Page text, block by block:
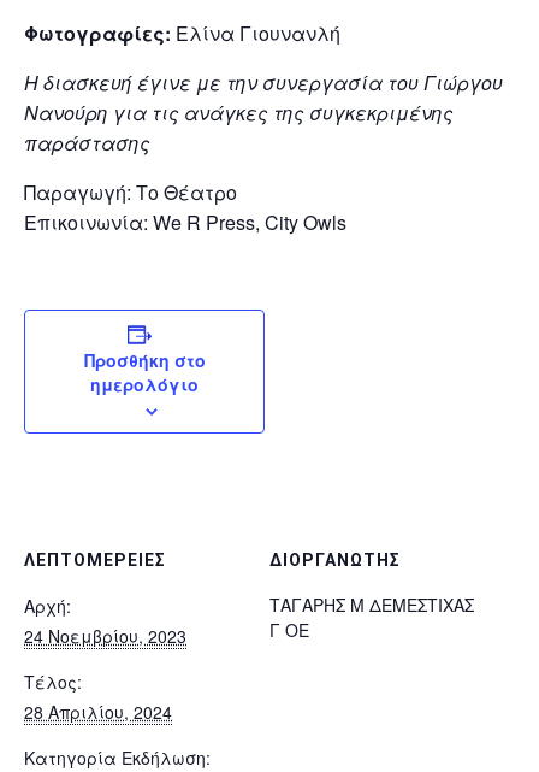
Φωτογραφίες: Ελίνα Γιουνανλή
Η διασκευή έγινε με την συνεργασία του Γιώργου
Νανούρη για τις ανάγκες της συγκεκριμένης
παράστασης
Παραγωγή: Το Θέατρο
Επικοινωνία: We R Press, City Owls
Προσθήκη στο
ημερολόγιο
ΛΕΠΤΟΜΈΡΕΙΕΣ
Αρχή:
24 Νοεμβρίου, 2023
Τέλος:
28 Απριλίου, 2024
Κατηγορία Εκδήλωση:
ΔΙΟΡΓΑΝΩΤΉΣ
ΤΑΓΑΡΗΣ Μ ΔΕΜΕΣΤΙΧΑΣ
Γ ΟΕ